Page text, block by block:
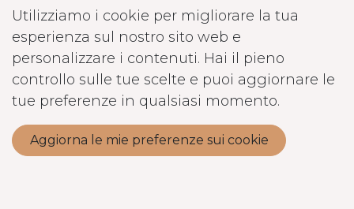
Utilizziamo i cookie per migliorare la tua
esperienza sul nostro sito web e
personalizzare i contenuti. Hai il pieno
controllo sulle tue scelte e puoi aggiornare le
tue preferenze in qualsiasi momento.
Aggiorna le mie preferenze sui cookie